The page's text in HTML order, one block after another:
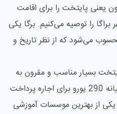
یعنی پایتخت را برای اقامت
را توصیه می‌کنیم. برگا یکی
می‌شود که از نظر تاریخ و
بسیار مناسب و مقرون به
صرفه است؛ شما می توانید ماهیانه 290 یورو برای اجاره پرداخت
از بهترین موسسات آموزشی